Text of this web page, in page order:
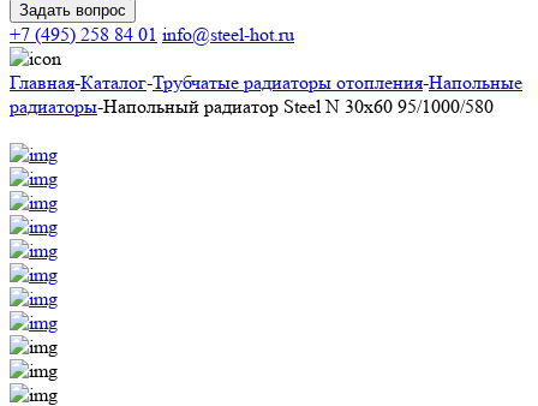
Задать вопрос
+7 (495) 258 84 01 info@steel-hot.ru
Главная-Каталог-Трубчатые радиаторы отопления-Напольные
радиаторы-Напольный радиатор Steel N 30х60 95/1000/580